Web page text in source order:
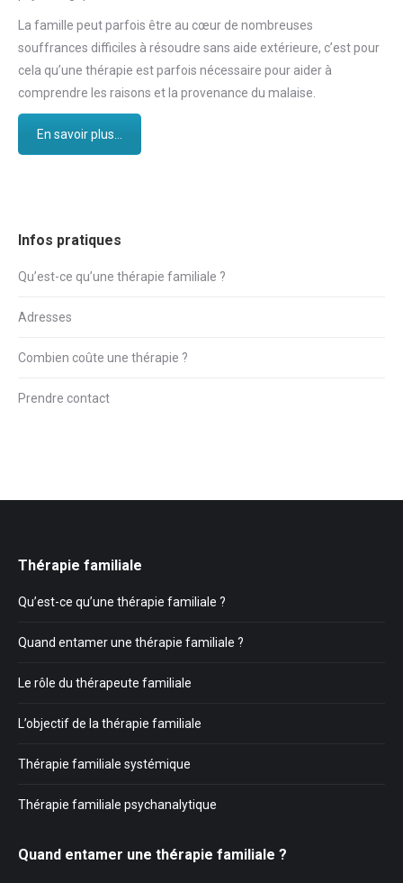
La famille peut parfois être au cœur de nombreuses
souffrances difficiles à résoudre sans aide extérieure, c’est pour
cela qu’une thérapie est parfois nécessaire pour aider à
comprendre les raisons et la provenance du malaise.
En savoir plus...
Infos pratiques
Qu’est-ce qu’une thérapie familiale ?
Adresses
Combien coûte une thérapie ?
Prendre contact
Thérapie familiale
Qu’est-ce qu’une thérapie familiale ?
Quand entamer une thérapie familiale ?
Le rôle du thérapeute familiale
L’objectif de la thérapie familiale
Thérapie familiale systémique
Thérapie familiale psychanalytique
Quand entamer une thérapie familiale ?